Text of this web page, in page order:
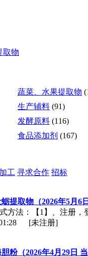
取物
蔬菜、水果提取物
生产辅料 (91)
发酵原料 (116)
食品添加剂 (167)
工 寻求合作 招标
提取物（2026年5月6
方法：【1】、注册，
[未注册]
粉（2026年4月29日 当